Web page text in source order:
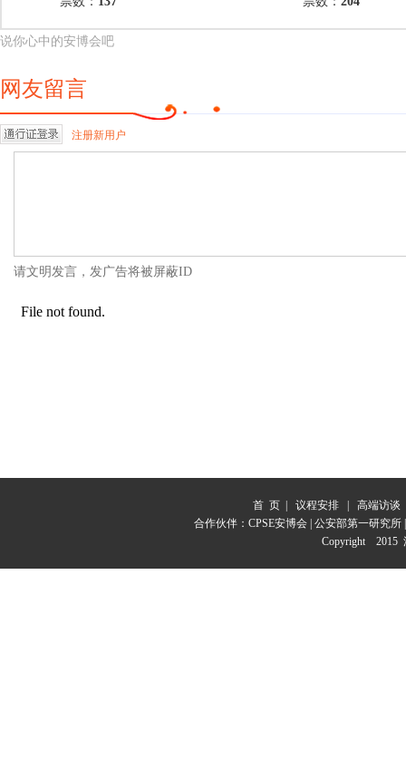
说你心中的安博会吧
网友留言
注册新用户
请文明发言，发广告将被屏蔽ID
首 页| 议程安排| 高端访谈
合作伙伴： CPSE安博会| 公安部第一研究所
Copyright 2015